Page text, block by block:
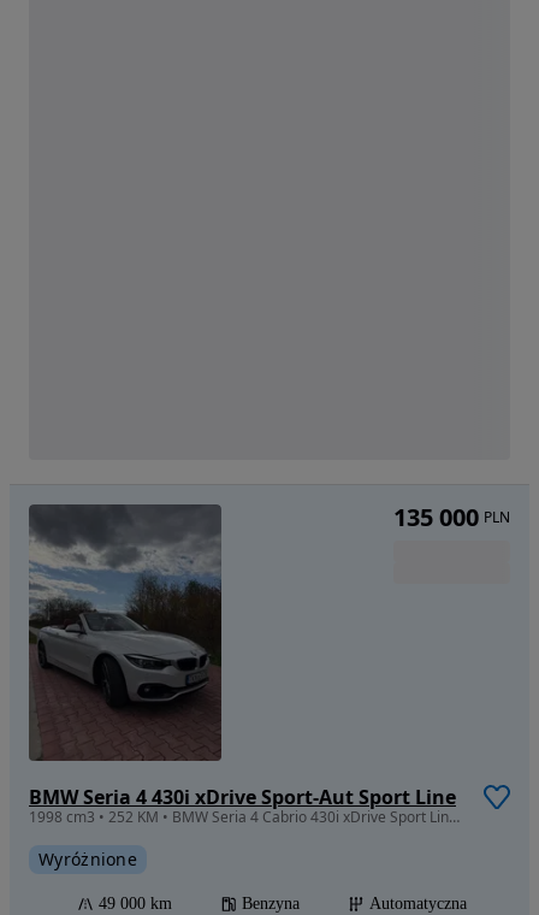
BMW Seria 4 430i xDrive Sport-Aut Sport Line
1998 cm3 • 252 KM • BMW Seria 4 Cabrio 430i xDrive Sport Line 2020r. nowy nie f30 f36 f32
Wyróżnione
49 000 km Benzyna
Automatyczna
135 000 PLN